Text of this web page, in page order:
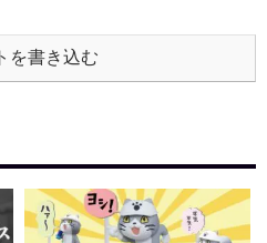
を書き込む